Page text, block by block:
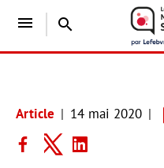
menu search
Article 14 mai 2020